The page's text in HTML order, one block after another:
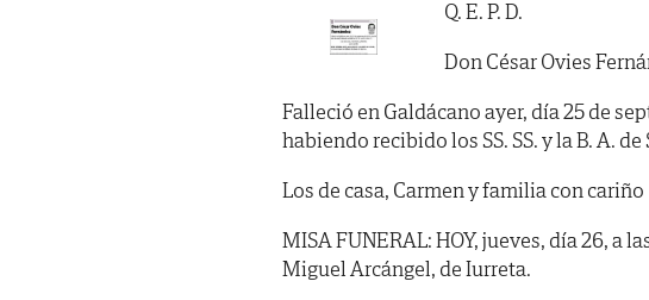
Q. E. P. D.
Don César Ovies
Falleció en Galdácano ayer, día 25 de
habiendo recibido los SS. SS. y la B. A. de
Los de casa, Carmen y familia con cariño
MISA FUNERAL: HOY, jueves, día 26, a
Miguel Arcángel, de Iurreta.